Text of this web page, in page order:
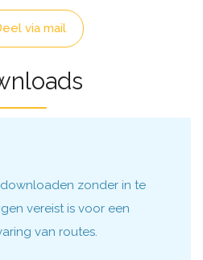
via mail
zonder in te
vereist is voor een
van routes.